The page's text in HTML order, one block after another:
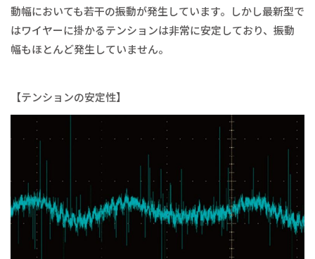
動幅においても若干の振動が発生しています。しかし最新型で
はワイヤーに掛かるテンションは非常に安定しており、振動
幅もほとんど発生していません。
【テンションの安定性】